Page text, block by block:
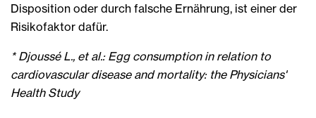
Disposition oder durch falsche Ernährung, ist einer der
Risikofaktor dafür.
* Djoussé L., et al.: Egg consumption in relation to
cardiovascular disease and mortality: the Physicians'
Health Study